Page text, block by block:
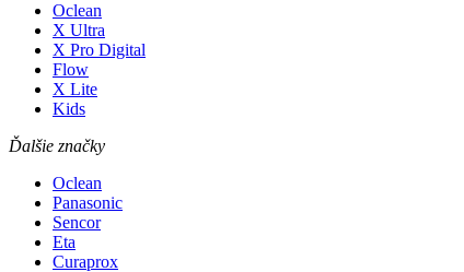
Oclean
X Ultra
X Pro Digital
Flow
X Lite
Kids
Ďalšie značky
Oclean
Panasonic
Sencor
Eta
Curaprox